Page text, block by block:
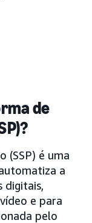
de
(SSP) é uma
a
digitais,
e para
pelo